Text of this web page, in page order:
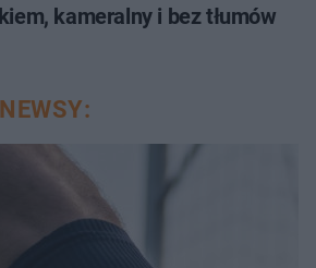
kameralny i bez tłumów